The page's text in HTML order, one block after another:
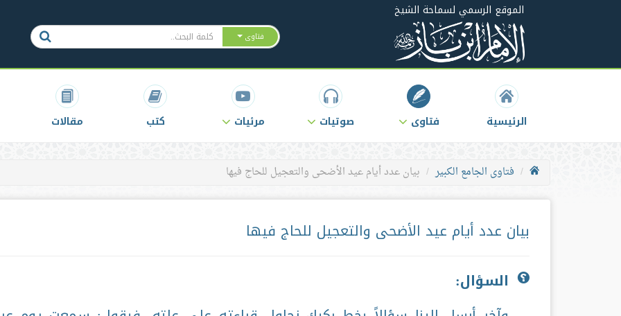
الموقع الرسمي لسماحة الشيخ
فتاوى
الرئيسية فتاوى صوتيات مرئيات كتب مقالات
فتاوى الجامع الكبير بيان عدد أيام عيد الأضحى والتعجيل للحاج فيها
بيان عدد أيام عيد الأضحى والتعجيل للحاج فيها
السؤال: